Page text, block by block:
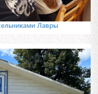
Лавры